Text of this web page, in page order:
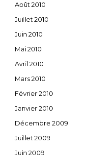
Août 2010
Juillet 2010
Juin 2010
Mai 2010
Avril 2010
Mars 2010
Février 2010
Janvier 2010
Décembre 2009
Juillet 2009
Juin 2009